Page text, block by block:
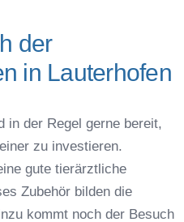
der
in Lauterhofen
in der Regel gerne bereit,
zu investieren.
gute tierärztliche
Zubehör bilden die
kommt noch der Besuch